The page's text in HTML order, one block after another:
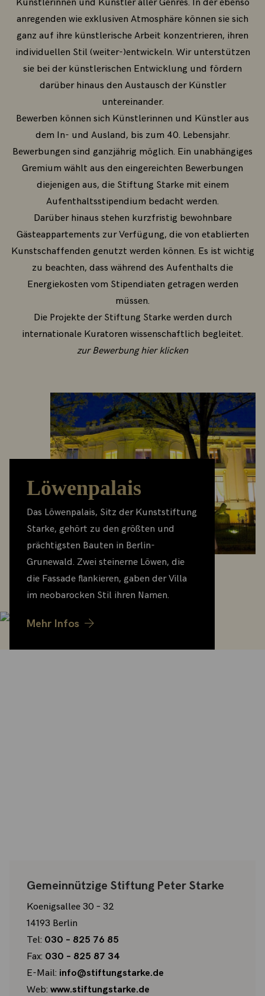
Künstlerinnen und Künstler aller Genres. In der ebenso
anregenden wie exklusiven Atmosphäre können sie sich
ganz auf ihre künstlerische Arbeit konzentrieren, ihren
individuellen Stil (weiter-)entwickeln. Wir unterstützen
sie bei der künstlerischen Entwicklung und fördern
darüber hinaus den Austausch der Künstler
untereinander.
Bewerben können sich Künstlerinnen und Künstler aus
dem In- und Ausland, bis zum 40. Lebensjahr.
Bewerbungen sind ganzjährig möglich. Ein unabhängiges
Gremium wählt aus den eingereichten Bewerbungen
diejenigen aus, die Stiftung Starke mit einem
Aufenthaltsstipendium bedacht werden.
Darüber hinaus stehen kurzfristig bewohnbare
Gästeappartements zur Verfügung, die von etablierten
Kunstschaffenden genutzt werden können. Es ist wichtig
zu beachten, dass während des Aufenthalts die
Energiekosten vom Stipendiaten getragen werden
müssen.
Die Projekte der Stiftung Starke werden durch
internationale Kuratoren wissenschaftlich begleitet.
zur Bewerbung hier klicken
Löwenpalais
Das Löwenpalais, Sitz der Kunststiftung
Starke, gehört zu den größten und
prächtigsten Bauten in Berlin-
Grunewald. Zwei steinerne Löwen, die
die Fassade flankieren, gaben der Villa
im neobarocken Stil ihren Namen.
Mehr Infos
Gemeinnützige Stiftung Peter Starke
Koenigsallee 30 – 32
14193 Berlin
Tel: 030 – 825 76 85
Fax: 030 – 825 87 34
E-Mail: info@stiftungstarke.de
Web:www.stiftungstarke.de